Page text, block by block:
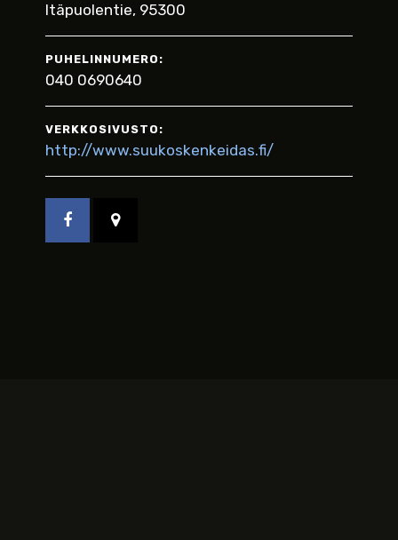
Itäpuolentie, 95300
PUHELINNUMERO:
040 0690640
VERKKOSIVUSTO:
http://www.suukoskenkeidas.fi/